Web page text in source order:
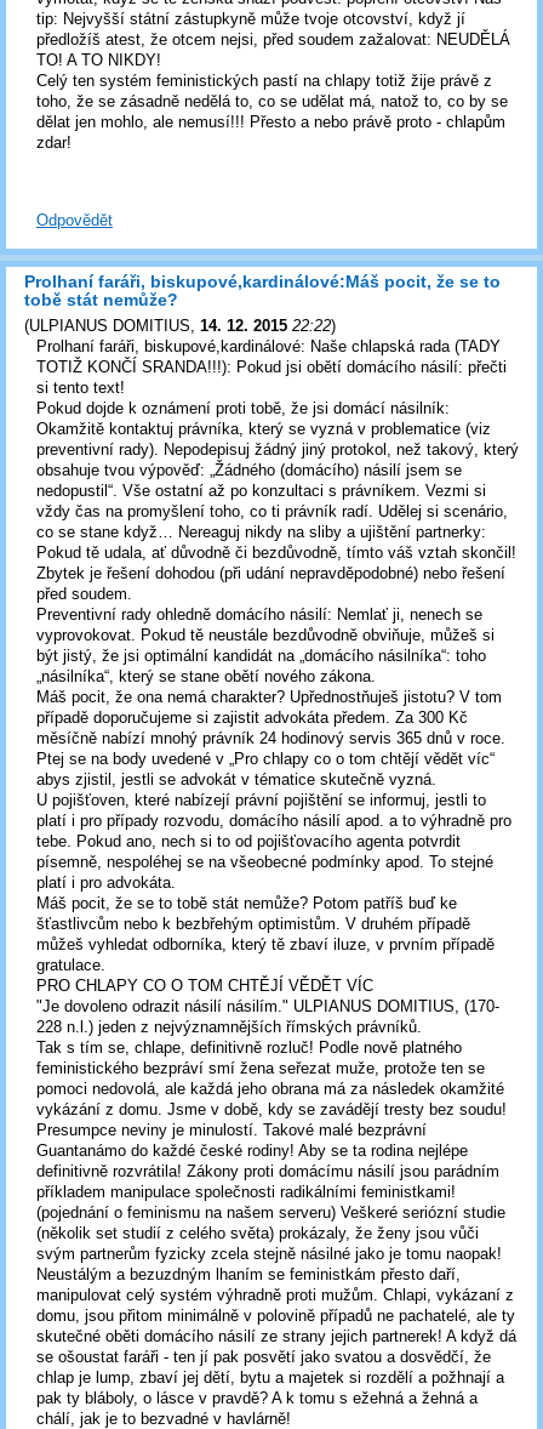
tip: Nejvyšší státní zástupkyně může tvoje otcovství, když jí
předložíš atest, že otcem nejsi, před soudem zažalovat: NEUDĚLÁ
TO! A TO NIKDY!
Celý ten systém feministických pastí na chlapy totiž žije právě z
toho, že se zásadně nedělá to, co se udělat má, natož to, co by se
dělat jen mohlo, ale nemusí!!! Přesto a nebo právě proto - chlapům
zdar!
Odpovědět
Prolhaní faráři, biskupové,kardinálové:Máš pocit, že se to
tobě stát nemůže?
(ULPIANUS DOMITIUS 14. 12. 2015 22:22)
Prolhaní faráři, biskupové,kardinálové: Naše chlapská rada (TADY
TOTIŽ KONČÍ SRANDA!!!): Pokud jsi obětí domácího násilí: přečti
si tento text!
Pokud dojde k oznámení proti tobě, že jsi domácí násilník:
Okamžitě kontaktuj právníka, který se vyzná v problematice (viz
preventivní rady). Nepodepisuj žádný jiný protokol, než takový, který
obsahuje tvou výpověď: „Žádného (domácího) násilí jsem se
nedopustil“. Vše ostatní až po konzultaci s právníkem. Vezmi si
vždy čas na promyšlení toho, co ti právník radí. Udělej si scenário,
co se stane když… Nereaguj nikdy na sliby a ujištění partnerky:
Pokud tě udala, ať důvodně či bezdůvodně, tímto váš vztah skončil!
Zbytek je řešení dohodou (při udání nepravděpodobné) nebo řešení
před soudem.
Preventivní rady ohledně domácího násilí: Nemlať ji, nenech se
vyprovokovat. Pokud tě neustále bezdůvodně obviňuje, můžeš si
být jistý, že jsi optimální kandidát na „domácího násilníka“: toho
„násilníka“, který se stane obětí nového zákona.
Máš pocit, že ona nemá charakter? Upřednostňuješ jistotu? V tom
případě doporučujeme si zajistit advokáta předem. Za 300 Kč
měsíčně nabízí mnohý právník 24 hodinový servis 365 dnů v roce.
Ptej se na body uvedené v „Pro chlapy co o tom chtějí vědět víc“
abys zjistil, jestli se advokát v tématice skutečně vyzná.
U pojišťoven, které nabízejí právní pojištění se informuj, jestli to
platí i pro případy rozvodu, domácího násilí apod. a to výhradně pro
tebe. Pokud ano, nech si to od pojišťovacího agenta potvrdit
písemně, nespoléhej se na všeobecné podmínky apod. To stejné
platí i pro advokáta.
Máš pocit, že se to tobě stát nemůže? Potom patříš buď ke
šťastlivcům nebo k bezbřehým optimistům. V druhém případě
můžeš vyhledat odborníka, který tě zbaví iluze, v prvním případě
gratulace.
PRO CHLAPY CO O TOM CHTĚJÍ VĚDĚT VÍC
"Je dovoleno odrazit násilí násilím." ULPIANUS DOMITIUS, (170-
228 n.l.) jeden z nejvýznamnějších římských právníků.
Tak s tím se, chlape, definitivně rozluč! Podle nově platného
feministického bezpráví smí žena seřezat muže, protože ten se
pomoci nedovolá, ale každá jeho obrana má za následek okamžité
vykázání z domu. Jsme v době, kdy se zavádějí tresty bez soudu!
Presumpce neviny je minulostí. Takové malé bezprávní
Guantanámo do každé české rodiny! Aby se ta rodina nejlépe
definitivně rozvrátila! Zákony proti domácímu násilí jsou parádním
příkladem manipulace společnosti radikálními feministkami!
(pojednání o feminismu na našem serveru) Veškeré seriózní studie
(několik set studií z celého světa) prokázaly, že ženy jsou vůči
svým partnerům fyzicky zcela stejně násilné jako je tomu naopak!
Neustálým a bezuzdným lhaním se feministkám přesto daří,
manipulovat celý systém výhradně proti mužům. Chlapi, vykázaní z
domu, jsou přitom minimálně v polovině případů ne pachatelé, ale ty
skutečné oběti domácího násilí ze strany jejich partnerek! A když dá
se ošoustat faráři - ten jí pak posvětí jako svatou a dosvědčí, že
chlap je lump, zbaví jej dětí, bytu a majetek si rozdělí a požhnají a
pak ty bláboly, o lásce v pravdě? A k tomu s ežehná a žehná a
chálí, jak je to bezvadné v havlárně!